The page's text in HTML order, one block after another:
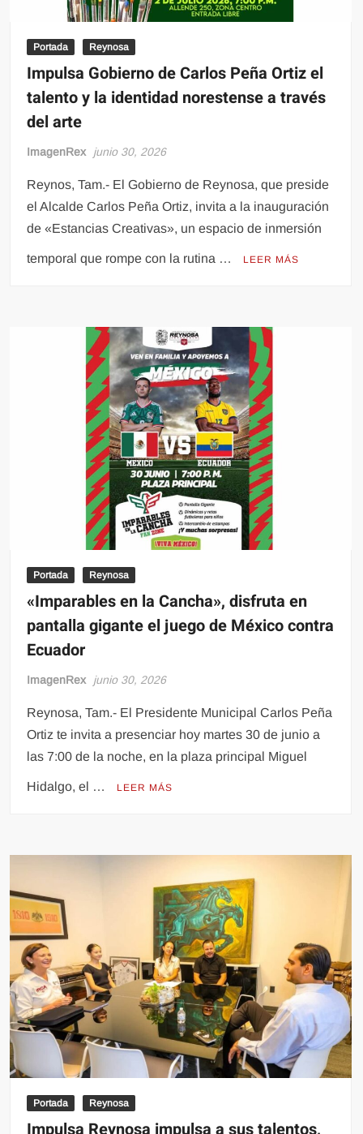
Portada Reynosa
Impulsa Gobierno de Carlos Peña Ortiz el
talento y la identidad norestense a través
del arte
ImagenRex junio 30, 2026
Reynos, Tam.- El Gobierno de Reynosa, que preside
el Alcalde Carlos Peña Ortiz, invita a la inauguración
de «Estancias Creativas», un espacio de inmersión
temporal que rompe con la rutina … LEER MÁS
Portada Reynosa
«Imparables en la Cancha», disfruta en
pantalla gigante el juego de México contra
Ecuador
ImagenRex junio 30, 2026
Reynosa, Tam.- El Presidente Municipal Carlos Peña
Ortiz te invita a presenciar hoy martes 30 de junio a
las 7:00 de la noche, en la plaza principal Miguel
Hidalgo, el … LEER MÁS
Portada Reynosa